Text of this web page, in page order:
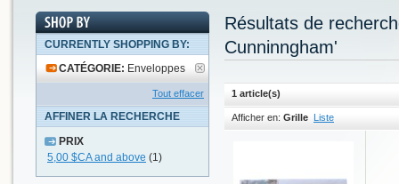
Résultats de
Cunninngham'
1 article(s)
Afficher en: Grille Liste
CURRENTLY SHOPPING BY:
CATÉGORIE: Enveloppes
Tout effacer
AFFINER LA RECHERCHE
PRIX
5,00 $CAand above (1)